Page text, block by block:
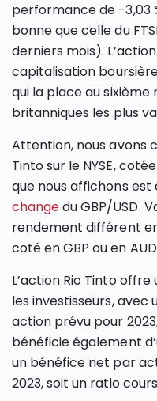
performance de -3,03
bonne que celle du
derniers mois).
capitalisation
qui la place au
britanniques les plus
Attention, nous avons
Tinto sur le NYSE,
que nous affichons est
changedu GBP/USD.
rendement différent
coté en GBP ou en
L’action Rio Tinto
les investisseurs, avec
action prévu pour
bénéficie également
un bénéfice net par
2023, soit un ratio